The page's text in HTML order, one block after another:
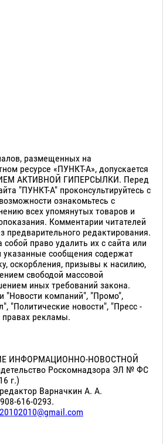
размещенных на
ресурсе «ПУНКТ-А», допускается
АКТИВНОЙ ГИПЕРСЫЛКИ. Перед
"ПУНКТ-А" проконсультируйтесь с
ознакомьтесь с
всех упомянутых товаров и
Комментарии читателей
предварительного редактирования.
собой право удалить их с сайта или
указанные сообщения содержат
оскорбления, призывы к насилию,
свободой массовой
иных требований закона.
"Новости компаний", "Промо",
"Политические новости", "Пресс -
правах рекламы.
ИНФОРМАЦИОННО-НОВОСТНОЙ
Роскомнадзора ЭЛ № ФС
г.)
Варначкин А. А.
616-0293.